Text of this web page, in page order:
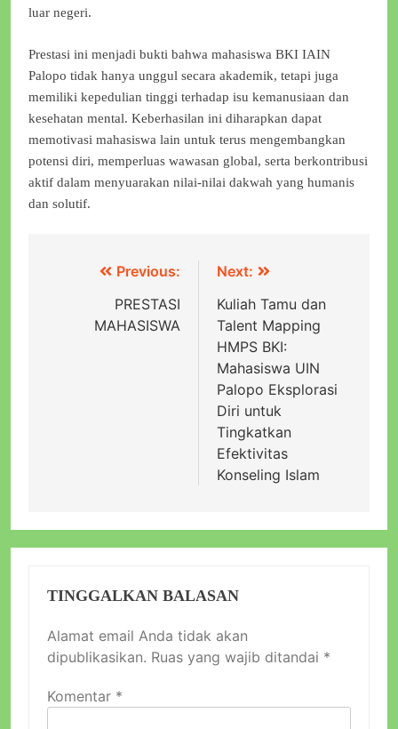
luar negeri.
Prestasi ini menjadi bukti bahwa mahasiswa BKI IAIN
Palopo tidak hanya unggul secara akademik, tetapi juga
memiliki kepedulian tinggi terhadap isu kemanusiaan dan
kesehatan mental. Keberhasilan ini diharapkan dapat
memotivasi mahasiswa lain untuk terus mengembangkan
potensi diri, memperluas wawasan global, serta berkontribusi
aktif dalam menyuarakan nilai-nilai dakwah yang humanis
dan solutif.
Previous:
PRESTASI
MAHASISWA
Next:
Kuliah Tamu dan
Talent Mapping
HMPS BKI:
Mahasiswa UIN
Palopo Eksplorasi
Diri untuk
Tingkatkan
Efektivitas
Konseling Islam
TINGGALKAN BALASAN
Alamat email Anda tidak akan
dipublikasikan. Ruas yang wajib ditandai *
Komentar *